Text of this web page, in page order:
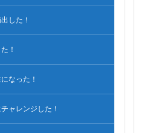
した！
！
なった！
ャレンジした！